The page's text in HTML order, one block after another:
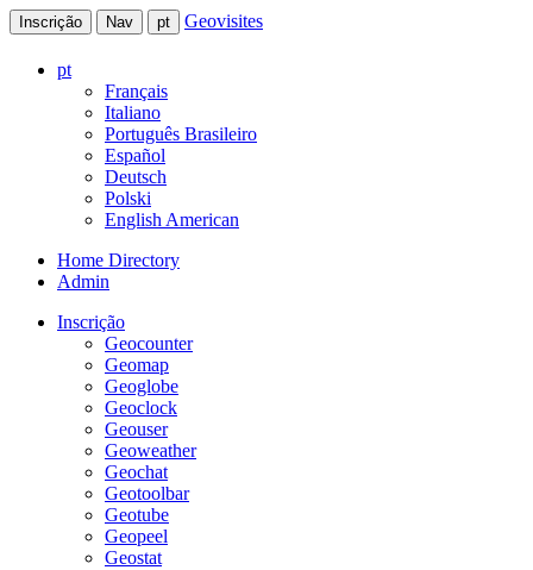
Inscrição Nav pt Geovisites
pt
Français
Italiano
Português Brasileiro
Español
Deutsch
Polski
English American
Home Directory
Admin
Inscrição
Geocounter
Geomap
Geoglobe
Geoclock
Geouser
Geoweather
Geochat
Geotoolbar
Geotube
Geopeel
Geostat